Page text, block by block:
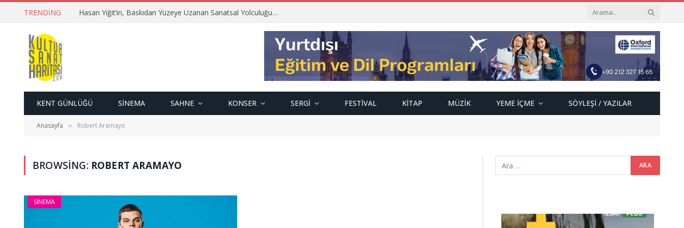
TRENDING Hasan Yiğit’in, Baskıdan Yüzeye Uzanan Sanatsal Yolculuğu…
KENT GÜNLÜĞÜ SINEMA SAHNE KONSER SERGI FESTIVAL KITAP MÜZIK YEME İÇME SÖYLEŞI / YAZILAR
Anasayfa » Robert Aramayo
BROWSING: ROBERT ARAMAYO
SINEMA
Video